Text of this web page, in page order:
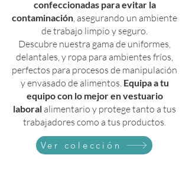
confeccionadas para evitar la
contaminación , asegurando un ambiente
de trabajo limpio y seguro.
Descubre nuestra gama de uniformes,
delantales, y ropa para ambientes fríos,
perfectos para procesos de manipulación
y envasado de alimentos. Equipa a tu
equipo con lo mejor envestuario
laboral alimentario y protege tanto a tus
trabajadores como a tus productos.
Ver colección